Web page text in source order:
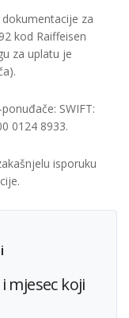
za
kod Raiffeisen
za uplatu je
SWIFT:
0124 8933.
isporuku
mjesec koji